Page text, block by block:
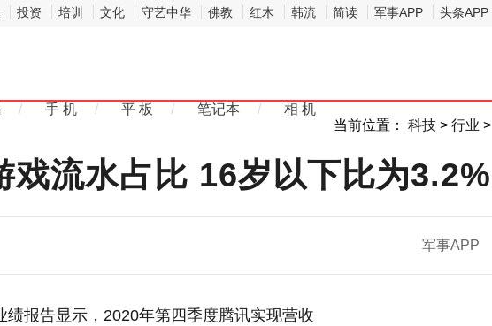
投资 培训 文化 守艺中华 佛教 红木 韩流 简读 军事APP 头条APP
/ 手 机 / 平 板 / 笔记本 /
相 机
当前位置： 科技 > 行业 >
戏流水占比 16岁以下比为3.2%
军事APP
报告显示，2020年第四季度腾讯实现营收